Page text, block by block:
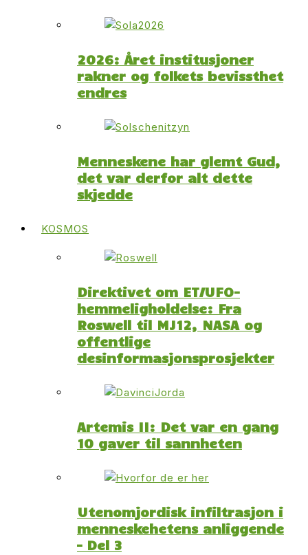
2026: Året institusjoner
rakner og folkets bevissthet
endres
Menneskene har glemt Gud,
det var derfor alt dette
skjedde
KOSMOS
Direktivet om ET/UFO-
hemmeligholdelse: Fra
Roswell til MJ12, NASA og
offentlige
desinformasjonsprosjekter
Artemis II: Det var en gang
10 gaver til sannheten
Utenomjordisk infiltrasjon i
menneskehetens anliggende
– Del 3